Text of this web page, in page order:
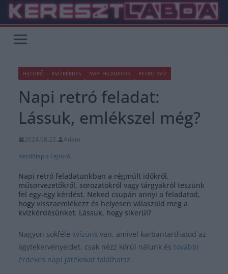
Skip
content
FEJTÖRŐ KVÍZKÉRDÉS NAPI FELADATOK RETRO KVÍZ
Napi retró feladat:
Lássuk, emlékszel még?
2024.08.22.
Adam
Kezdőlap » Fejtörő
Napi retró feladatunkban a régmúlt időkről,
műsorvezetőkről, sorozatokról vagy tárgyakról teszünk
fel egy-egy kérdést. Neked csupán annyi a feladatod,
hogy visszaemlékezz és helyesen válaszold meg a
kvízkérdésünket. Lássuk, hogy sikerül?
Nagyon sokféle kvízünk van, amivel karbantarthatod az
agytekervényeidet, csak nézz körül nálunk és további
érdekes napi játékokat találhatsz.